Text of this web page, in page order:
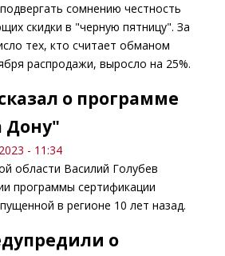
сомнению честность
скидки в "черную пятницу". За
тех, кто считает обманом
распродажи, выросло на 25%.
о программе
Дону"
- 11:34
области Василий Голубев
программы сертификации
в регионе 10 лет назад.
о